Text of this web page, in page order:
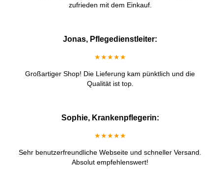
zufrieden mit dem Einkauf.
Jonas, Pflegedienstleiter:
★★★★★
Großartiger Shop! Die Lieferung kam pünktlich und die
Qualität ist top.
Sophie, Krankenpflegerin:
★★★★★
Sehr benutzerfreundliche Webseite und schneller Versand.
Absolut empfehlenswert!